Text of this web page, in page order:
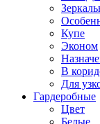
Купе
Эконом
В
Для
Гардеробные
Цвет
Белые